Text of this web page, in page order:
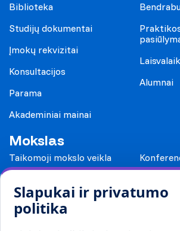
Slapukai ir privatumo
politika
Biblioteka
Studijų dokumentai
Įmokų rekvizitai
Konsultacijos
Parama
Akademiniai mainai
Alumnai
Mokslas
Taikomoji mokslo veikla
Mokykloms